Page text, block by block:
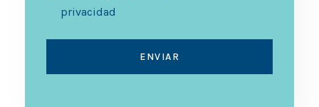
privacidad
ENVIAR